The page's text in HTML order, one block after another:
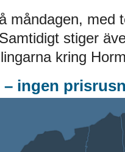
måndagen, med
stiger
kring
ingen